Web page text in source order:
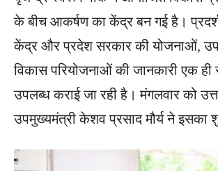
के बीच आकर्षण का केंद्र बन गई है।
केंद्र और प्रदेश सरकार की योजनाओं,
विकास परियोजनाओं की जानकारी एक ही
उपलब्ध कराई जा रही है। मंगलवार को
उपमुख्यमंत्री केशव प्रसाद मौर्य ने इसका